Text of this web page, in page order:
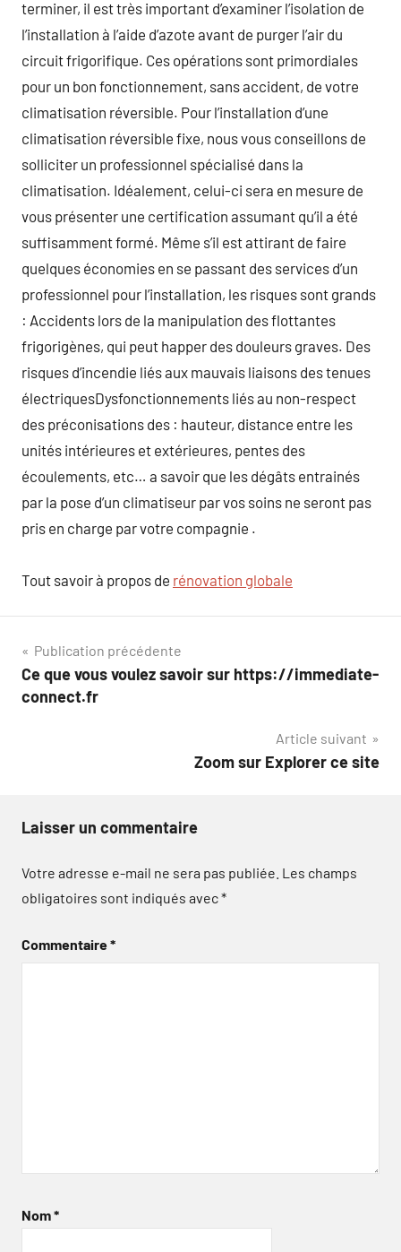
terminer, il est très important d’examiner l’isolation de
l’installation à l’aide d’azote avant de purger l’air du
circuit frigorifique. Ces opérations sont primordiales
pour un bon fonctionnement, sans accident, de votre
climatisation réversible. Pour l’installation d’une
climatisation réversible fixe, nous vous conseillons de
solliciter un professionnel spécialisé dans la
climatisation. Idéalement, celui-ci sera en mesure de
vous présenter une certification assumant qu’il a été
suffisamment formé. Même s’il est attirant de faire
quelques économies en se passant des services d’un
professionnel pour l’installation, les risques sont grands
: Accidents lors de la manipulation des flottantes
frigorigènes, qui peut happer des douleurs graves. Des
risques d’incendie liés aux mauvais liaisons des tenues
électriquesDysfonctionnements liés au non-respect
des préconisations des : hauteur, distance entre les
unités intérieures et extérieures, pentes des
écoulements, etc… a savoir que les dégâts entrainés
par la pose d’un climatiseur par vos soins ne seront pas
pris en charge par votre compagnie .
Tout savoir à propos de rénovation globale
Navigation
de
Publication précédente
Ce que vous voulez savoir sur https://immediate-
connect.fr
Article suivant
Zoom sur Explorer ce site
Laisser un commentaire
Votre adresse e-mail ne sera pas publiée. Les champs
obligatoires sont indiqués avec*
Commentaire*
Nom*